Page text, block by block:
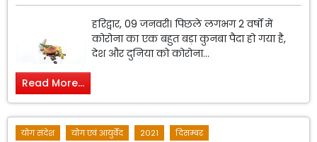
हरिद्वार, 09 जनवरी। पिछले लगभग 2 वर्षों में
कोरोना का एक बहुत बड़ा कुनबा पैदा हो गया है,
देश और दुनिया को कोरोना...
Read More...
योग संदेश योग एवं आयुर्वेद 2021 दिसम्बर